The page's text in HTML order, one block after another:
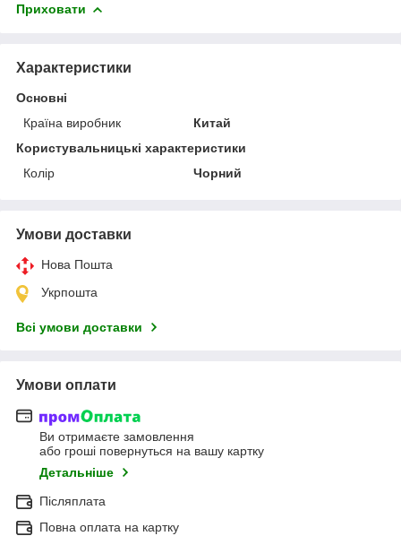
Приховати
Характеристики
Основні
Країна виробник
Китай
Користувальницькі характеристики
Колір
Чорний
Умови доставки
Нова Пошта
Укрпошта
Всі умови доставки
Умови оплати
Ви отримаєте замовлення
або гроші повернуться на вашу картку
Детальніше
Післяплата
Повна оплата на картку